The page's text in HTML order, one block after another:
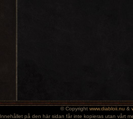
© Copyright www.diabloii.nu &
Innehållet på den här sidan får inte kopieras utan vårt